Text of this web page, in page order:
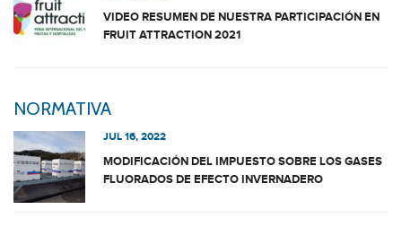
VIDEO RESUMEN DE NUESTRA PARTICIPACIÓN EN
FRUIT ATTRACTION 2021
NORMATIVA
JUL 16, 2022
MODIFICACIÓN DEL IMPUESTO SOBRE LOS GASES
FLUORADOS DE EFECTO INVERNADERO